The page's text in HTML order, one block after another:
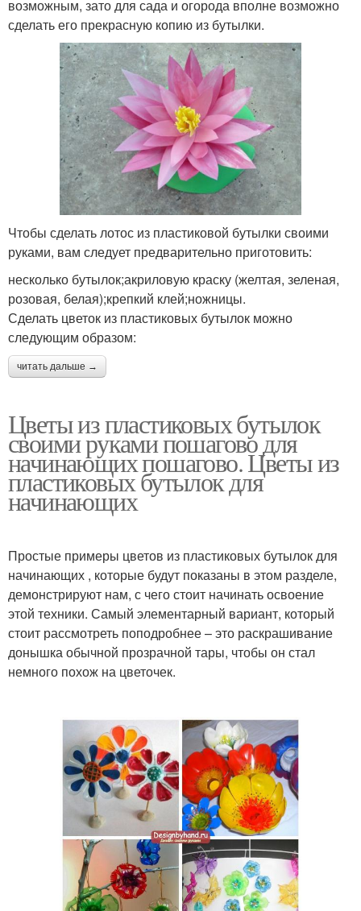
возможным, зато для сада и огорода вполне возможно
сделать его прекрасную копию из бутылки.
Чтобы сделать лотос из пластиковой бутылки своими
руками, вам следует предварительно приготовить:
несколько бутылок;акриловую краску (желтая, зеленая,
розовая, белая);крепкий клей;ножницы.
Сделать цветок из пластиковых бутылок можно
следующим образом:
читать дальше →
Цветы из пластиковых бутылок
своими руками пошагово для
начинающих пошагово. Цветы из
пластиковых бутылок для
начинающих
Простые примеры цветов из пластиковых бутылок для
начинающих , которые будут показаны в этом разделе,
демонстрируют нам, с чего стоит начинать освоение
этой техники. Самый элементарный вариант, который
стоит рассмотреть поподробнее – это раскрашивание
донышка обычной прозрачной тары, чтобы он стал
немного похож на цветочек.